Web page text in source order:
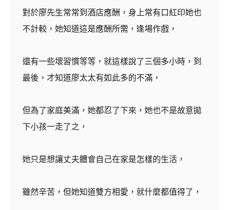
對於廖先生常常到酒店應酬，身上常有口紅印她也
不計較，她知道這是應酬所需，逢場作戲，
還有一些壞習慣等等，就這樣說了三個多小時，到
最後，才知道廖太太有如此多的不滿，
但為了家庭美滿，她都忍了下來，她也不是故意拋
下小孩一走了之，
她只是想讓丈夫體會自己在家是怎樣的生活，
雖然辛苦，但她知道雙方相愛，就什麼都值得了，